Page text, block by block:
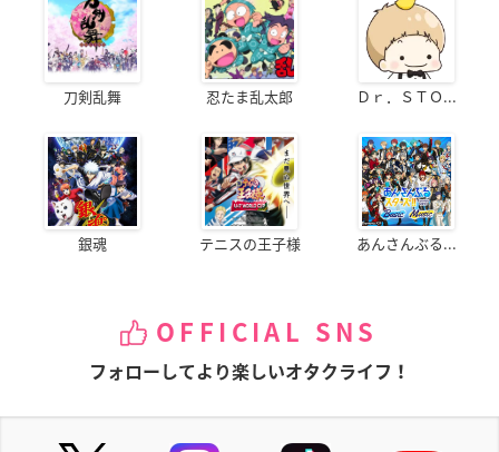
刀剣乱舞 忍たま乱太郎 Ｄｒ．ＳＴＯ...
銀魂 テニスの王子様 あんさんぶる...
OFFICIAL SNS
フォローしてより楽しいオタクライフ！